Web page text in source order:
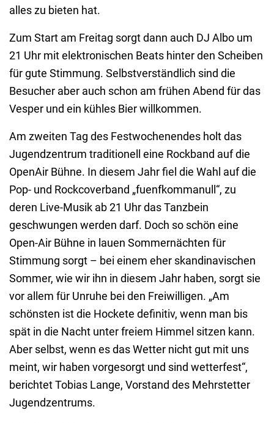
alles zu bieten hat.
Zum Start am Freitag sorgt dann auch DJ Albo um
21 Uhr mit elektronischen Beats hinter den Scheiben
für gute Stimmung. Selbstverständlich sind die
Besucher aber auch schon am frühen Abend für das
Vesper und ein kühles Bier willkommen.
Am zweiten Tag des Festwochenendes holt das
Jugendzentrum traditionell eine Rockband auf die
OpenAir Bühne. In diesem Jahr fiel die Wahl auf die
Pop- und Rockcoverband „fuenfkommanull“, zu
deren Live-Musik ab 21 Uhr das Tanzbein
geschwungen werden darf. Doch so schön eine
Open-Air Bühne in lauen Sommernächten für
Stimmung sorgt – bei einem eher skandinavischen
Sommer, wie wir ihn in diesem Jahr haben, sorgt sie
vor allem für Unruhe bei den Freiwilligen. „Am
schönsten ist die Hockete definitiv, wenn man bis
spät in die Nacht unter freiem Himmel sitzen kann.
Aber selbst, wenn es das Wetter nicht gut mit uns
meint, wir haben vorgesorgt und sind wetterfest“,
berichtet Tobias Lange, Vorstand des Mehrstetter
Jugendzentrums.